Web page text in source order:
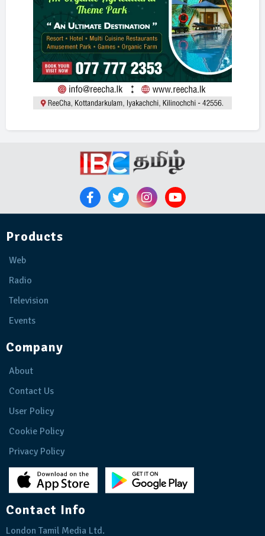
Products
Web
Radio
Television
Events
Company
About
Contact Us
User Policy
Cookie Policy
Privacy Policy
Contact Info
London Tamil Media Ltd.